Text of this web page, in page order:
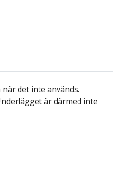
det inte används.
är därmed inte